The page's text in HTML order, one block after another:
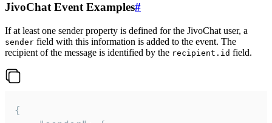
JivoChat Event Examples#
If at least one sender property is defined for the JivoChat user, a
sender field with this information is added to the event. The
recipient of the message is identified by the recipient.id field.
{